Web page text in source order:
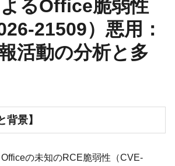
るOffice脆弱性
21509）悪用：
活動の分析と多
背景】
の未知のRCE脆弱性（CVE-